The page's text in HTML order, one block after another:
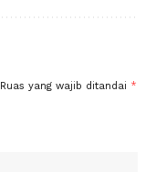
Ruas yang wajib ditandai *